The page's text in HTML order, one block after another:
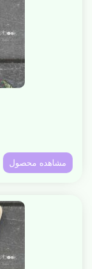
مشاهده محصول